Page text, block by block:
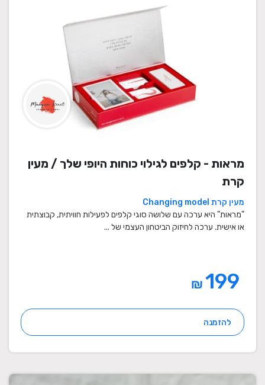
מראות - קלפים לגילוי כוחות היופי שלך / מעין
קרת
מעין קרת Changing model
"מראות" היא ערכה עם שלושה סוגי קלפים לפעילות חוויתית, קבוצתית
או אישית. ערכה לחיזוק הביטחון העצמי של ...
₪
להזמנה